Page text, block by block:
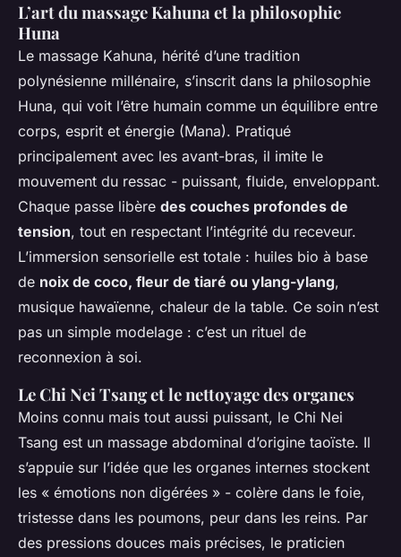
L’art du massage Kahuna et la philosophie
Huna
Le massage Kahuna, hérité d’une tradition
polynésienne millénaire, s’inscrit dans la philosophie
Huna, qui voit l’être humain comme un équilibre entre
corps, esprit et énergie (Mana). Pratiqué
principalement avec les avant-bras, il imite le
mouvement du ressac - puissant, fluide, enveloppant.
Chaque passe libère des couches profondes de
tension, tout en respectant l’intégrité du receveur.
L’immersion sensorielle est totale : huiles bio à base
de noix de coco, fleur de tiaré ou ylang-ylang,
musique hawaïenne, chaleur de la table. Ce soin n’est
pas un simple modelage : c’est un rituel de
reconnexion à soi.
Le Chi Nei Tsang et le nettoyage des organes
Moins connu mais tout aussi puissant, le Chi Nei
Tsang est un massage abdominal d’origine taoïste. Il
s’appuie sur l’idée que les organes internes stockent
les « émotions non digérées » - colère dans le foie,
tristesse dans les poumons, peur dans les reins. Par
des pressions douces mais précises, le praticien